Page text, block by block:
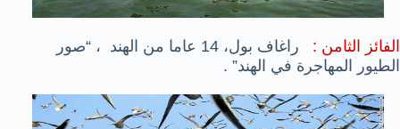
الفائز الثامن :
راغاف بول، 14 عاما من الهند ، “صور
الطيور المهاجرة في الهند” .